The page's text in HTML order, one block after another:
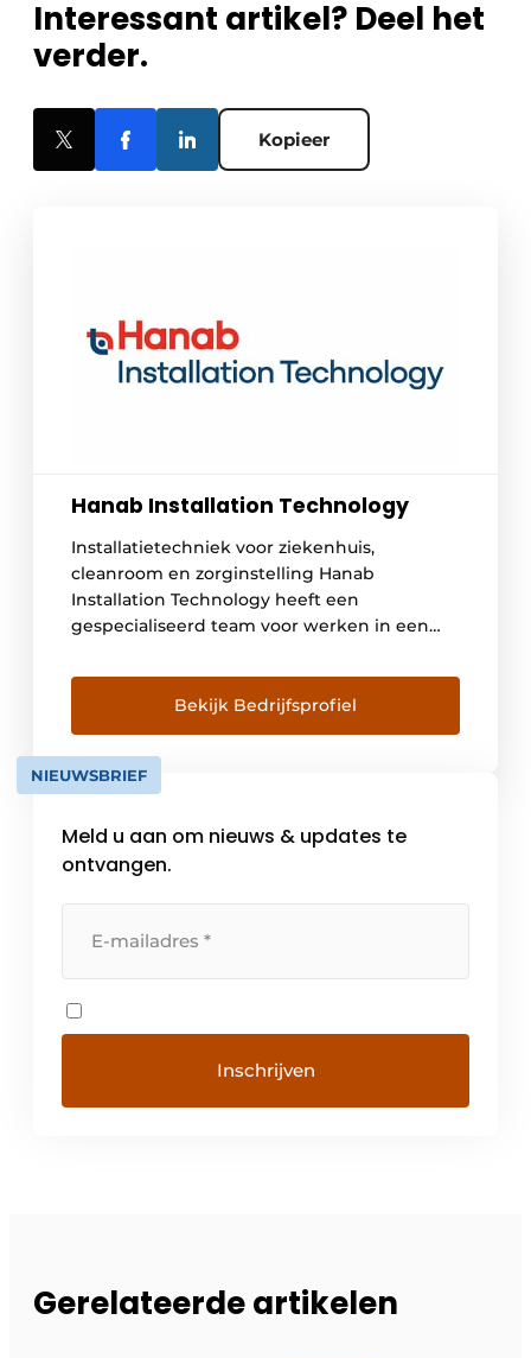
Interessant artikel? Deel het
verder.
Kopieer
Hanab Installation Technology
Installatietechniek voor ziekenhuis,
cleanroom en zorginstelling Hanab
Installation Technology heeft een
gespecialiseerd team voor werken in een
diverse ziekenhuizen is Hanab Installation
Technology partner voor de
installatietechniek. Denk hierbij aan UMCG,
Amsterdam UMC (locatie AMC), Laurentius
Ziekenhuis Roermond en St Jansdal in
Installation Technology variëren […]
Bekijk Bedrijfsprofiel
NIEUWSBRIEF
Meld u aan om nieuws & updates te
ontvangen.
Gerelateerde artikelen